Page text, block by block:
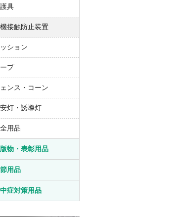
具
接触防止装置
ション
プ
ンス・コーン
灯・誘導灯
用品
物・表彰用品
用品
症対策用品